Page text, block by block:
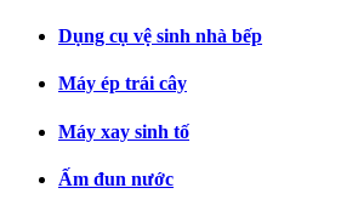
Dụng cụ vệ sinh nhà bếp
Máy ép trái cây
Máy xay sinh tố
Ấm đun nước